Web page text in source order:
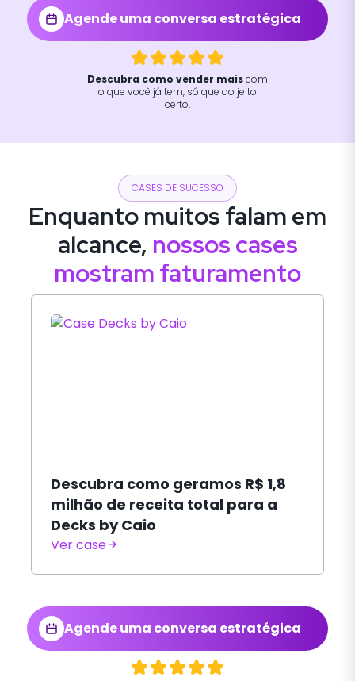
Agende uma conversa estratégica
Descubra como vender maiscom
o que você já tem, só que do jeito
certo.
CASES DE SUCESSO
Enquanto muitos falam em
alcance, nossos cases
mostram faturamento
Descubra como geramos R$ 1,8
milhão de receita total para a
Decks by Caio
Ver case
Agende uma conversa estratégica